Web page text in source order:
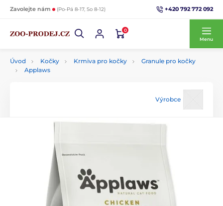
Zavolejte nám (Po-Pá 8-17, So 8-12) +420 792 772 092
0
Menu
Úvod Kočky Krmiva pro kočky
Granule pro kočky
Applaws
Výrobce